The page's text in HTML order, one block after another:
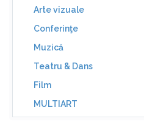
Arte vizuale
Conferinţe
Muzică
Teatru & Dans
Film
MULTIART